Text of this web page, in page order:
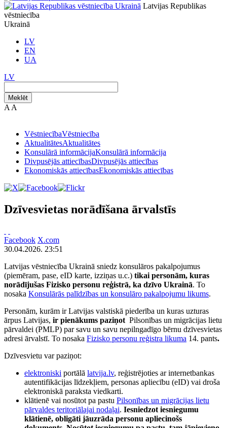
Latvijas Republikas
vēstniecība
Ukrainā
LV
EN
UA
LV
Meklēt
A A
VēstniecībaVēstniecība
AktualitātesAktualitātes
Konsulārā informācijaKonsulārā informācija
Divpusējās attiecībasDivpusējās attiecības
Ekonomiskās attiecībasEkonomiskās attiecības
Dzīvesvietas norādīšana ārvalstīs
Facebook X.com
30.04.2026. 23:51
Latvijas vēstniecība Ukrainā sniedz konsulāros pakalpojumus
(piemēram, pase, eID karte, izziņas u.c.) tikai personām, kuras
norādījušas Fizisko personu reģistrā, ka dzīvo Ukrainā. To
nosaka Konsulārās palīdzības un konsulāro pakalpojumu likums.
Personām, kurām ir Latvijas valstiskā piederība un kuras uzturas
ārpus Latvijas, ir pienākums paziņot Pilsonības un migrācijas lietu
pārvaldei (PMLP) par savu un savu nepilngadīgo bērnu dzīvesvietas
adresi ārvalstī. To nosaka Fizisko personu reģistra likuma 14. pants.
Dzīvesvietu var paziņot:
elektroniski portālā latvija.lv, reģistrējoties ar internetbankas
autentifikācijas līdzekļiem, personas apliecību (eID) vai droša
elektroniskā paraksta viedkarti.
klātienē vai nosūtot pa pastu Pilsonības un migrācijas lietu
pārvaldes teritoriālajai nodaļai. Iesniedzot iesniegumu
klātienē, obligāti jāuzrāda personu apliecinošs